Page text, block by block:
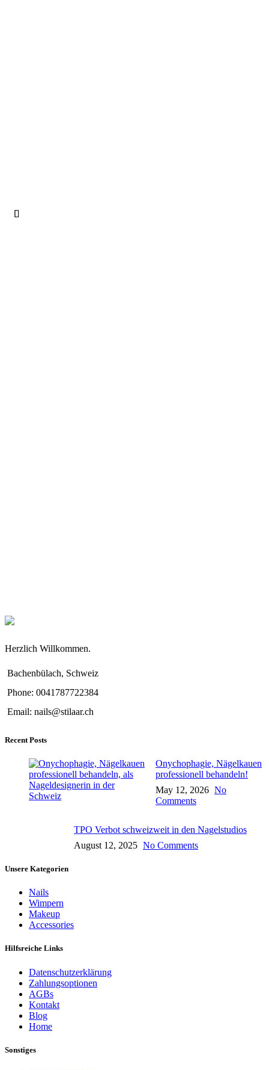
Herzlich Willkommen.
Bachenbülach, Schweiz
Phone: 0041787722384
Email: nails@stilaar.ch
Recent Posts
Onychophagie, Nägelkauen
professionell behandeln!
May 12, 2026 No
Comments
TPO Verbot schweizweit in den Nagelstudios
August 12, 2025 No Comments
Unsere Kategorien
Nails
Wimpern
Makeup
Accessories
Hilfsreiche Links
Datenschutzerklärung
Zahlungsoptionen
AGBs
Kontakt
Blog
Home
Sonstiges